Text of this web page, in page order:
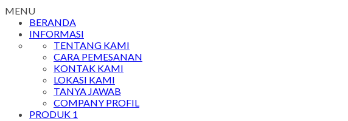
MENU
BERANDA
INFORMASI
TENTANG KAMI
CARA PEMESANAN
KONTAK KAMI
LOKASI KAMI
TANYA JAWAB
COMPANY PROFIL
PRODUK 1